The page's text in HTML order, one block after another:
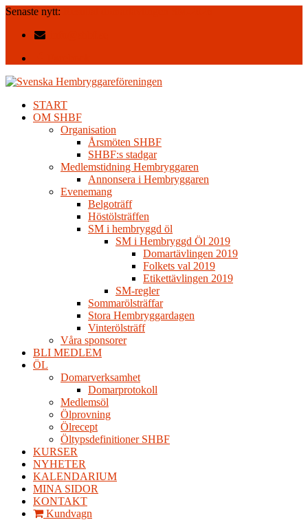
Senaste nytt:
START
OM SHBF
Organisation
Årsmöten SHBF
SHBF:s stadgar
Medlemstidning Hembryggaren
Annonsera i Hembryggaren
Evenemang
Belgoträff
Höstölsträffen
SM i hembryggd öl
SM i Hembryggd Öl 2019
Domartävlingen 2019
Folkets val 2019
Etikettävlingen 2019
SM-regler
Sommarölsträffar
Stora Hembryggardagen
Vinterölsträff
Våra sponsorer
BLI MEDLEM
ÖL
Domarverksamhet
Domarprotokoll
Medlemsöl
Ölprovning
Ölrecept
Öltypsdefinitioner SHBF
KURSER
NYHETER
KALENDARIUM
MINA SIDOR
KONTAKT
Kundvagn